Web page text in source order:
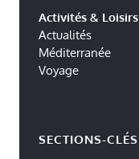
Activités & Loisirs
Actualités
Méditerranée
Voyage
SECTIONS-CLÉS